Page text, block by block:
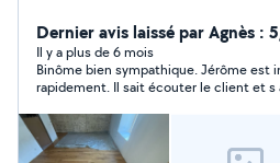
fond dans ce qu'il entretient. Nous sommes souriant et
toujours prêt à aider un voisins Couvreur mais ce
débrouille dans plein d'autre
petit travaux etc Moi je peut vous proposer mes
services pour le ménage
même les garder N'hésiter pas en général je répond a la
Dernier avis laissé par Agnès :
Il y a plus de 6 mois
Binôme bien sympathique. Jérôme est
rapidement. Il sait écouter le client et s adapter. Il a tenu